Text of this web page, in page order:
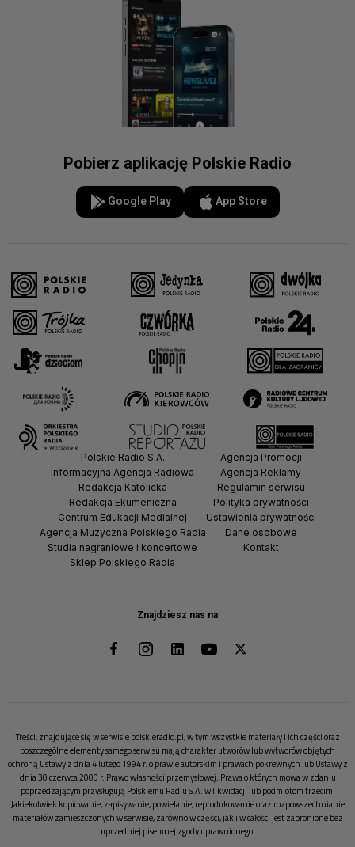
Pobierz aplikację Polskie Radio
Google Play App Store
Znajdziesz nas na
Polskie Radio S.A.
Informacyjna Agencja Radiowa
Redakcja Katolicka
Redakcja Ekumeniczna
Centrum Edukacji Medialnej
Agencja Muzyczna Polskiego Radia
Studia nagraniowe i koncertowe
Sklep Polskiego Radia
Agencja Promocji
Agencja Reklamy
Regulamin serwisu
Polityka prywatności
Ustawienia prywatności
Dane osobowe
Kontakt
Treści, znajdujące się w serwisie polskieradio.pl, w tym wszystkie materiały i ich części oraz
poszczególne elementy samego serwisu mają charakter utworów lub wytworów objętych
ochroną Ustawy z dnia 4 lutego 1994 r. o prawie autorskim i prawach pokrewnych lub Ustawy z
dnia 30 czerwca 2000 r. Prawo własności przemysłowej. Prawa o których mowa w zdaniu
poprzedzającym przysługują Polskiemu Radiu S.A. w likwidacji lub podmiotom trzecim.
Jakiekolwiek kopiowanie, zapisywanie, powielanie, reprodukowanie oraz rozpowszechnianie
materiałów zamieszczonych w serwisie, zarówno w części, jak i w całości jest zabronione bez
uprzedniej pisemnej zgody uprawnionego.